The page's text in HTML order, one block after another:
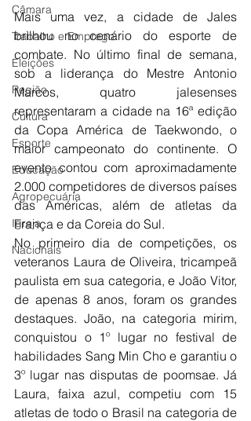
Câmara
Trabalho e Emprego
Eleições
Região
Cultura
Esporte
Educação
Agropecuária
Igreja
Nacionais
Mais uma vez, a cidade de Jales
brilhou no cenário do esporte de
combate. No último final de semana,
sob a liderança do Mestre Antonio
Marcos, quatro jalesenses
representaram a cidade na 16ª edição
da Copa América de Taekwondo, o
maior campeonato do continente. O
evento contou com aproximadamente
2.000 competidores de diversos países
das Américas, além de atletas da
França e da Coreia do Sul.
No primeiro dia de competições, os
veteranos Laura de Oliveira, tricampeã
paulista em sua categoria, e João Vitor,
de apenas 8 anos, foram os grandes
destaques. João, na categoria mirim,
conquistou o 1º lugar no festival de
habilidades Sang Min Cho e garantiu o
3º lugar nas disputas de poomsae. Já
Laura, faixa azul, competiu com 15
atletas de todo o Brasil na categoria de